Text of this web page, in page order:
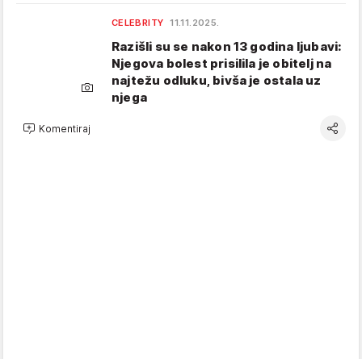
CELEBRITY 11.11.2025.
Razišli su se nakon 13 godina ljubavi:
Njegova bolest prisilila je obitelj na
najtežu odluku, bivša je ostala uz
njega
Komentiraj